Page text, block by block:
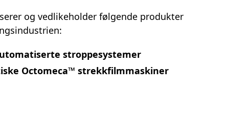
og vedlikeholder følgende produkter
stroppesystemer
Octomeca™ strekkfilmmaskiner